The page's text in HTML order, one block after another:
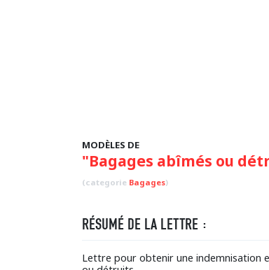
MODÈLES DE
"Bagages abîmés ou
(categorie Bagages)
RÉSUMÉ DE LA LETTRE :
Lettre pour obtenir une indemnisation